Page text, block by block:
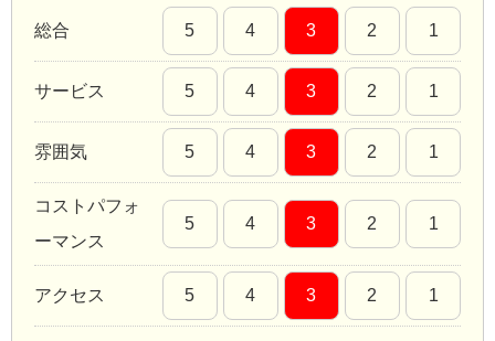
総合 5 4 3 2 1
サービス 5 4 3 2 1
雰囲気 5 4 3 2 1
コストパフォ
ーマンス
5 4 3 2 1
アクセス 5 4 3 2 1